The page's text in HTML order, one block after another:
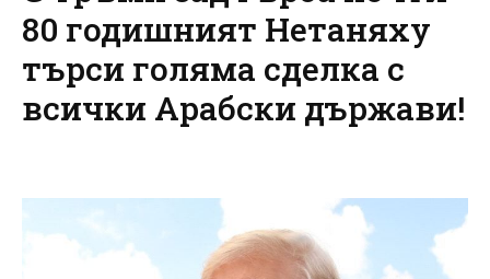
80 годишният Нетаняху
търси голяма сделка с
всички Арабски държави!